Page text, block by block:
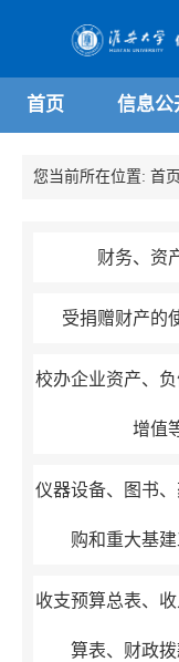
首页 信息公
您当前所在位置: 首页
财务、资
受捐赠财产的
校办企业资产、
增值
仪器设备、图书
购和重大基
收支预算总表、
算表、财政